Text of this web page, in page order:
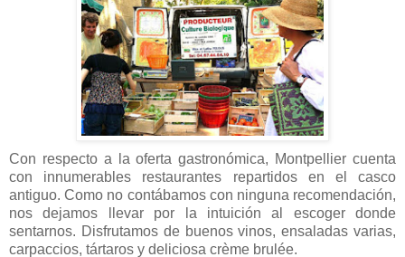
Con respecto a la oferta gastronómica, Montpellier cuenta
con innumerables restaurantes repartidos en el casco
antiguo. Como no contábamos con ninguna recomendación,
nos dejamos llevar por la intuición al escoger donde
sentarnos. Disfrutamos de buenos vinos, ensaladas varias,
carpaccios, tártaros y deliciosa crème brulée.